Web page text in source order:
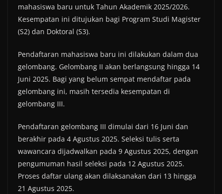
mahasiswa baru untuk Tahun Akademik 2025/2026.
Kesempatan ini ditujukan bagi Program Studi Magister
(S2) dan Doktoral (S3).
Pendaftaran mahasiswa baru ini dilakukan dalam dua
gelombang. Gelombang II akan berlangsung hingga 14
Juni 2025. Bagi yang belum sempat mendaftar pada
gelombang ini, masih tersedia kesempatan di
gelombang III.
Pendaftaran gelombang III dimulai dari 16 Juni dan
berakhir pada 4 Agustus 2025. Seleksi tulis serta
wawancara dijadwalkan pada 9 Agustus 2025, dengan
pengumuman hasil seleksi pada 12 Agustus 2025.
Proses daftar ulang akan dilaksanakan dari 13 hingga
21 Agustus 2025.